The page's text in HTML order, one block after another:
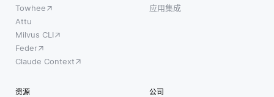
Towhee
Attu
Milvus CLI
Feder
Claude Context
应用集成
资源 公司